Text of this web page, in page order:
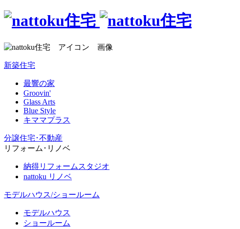
新築住宅
最響の家
Groovin'
Glass Arts
Blue Style
キママプラス
分譲住宅･不動産
リフォーム･リノベ
納得リフォームスタジオ
nattoku リノベ
モデルハウス/ショールーム
モデルハウス
ショールーム